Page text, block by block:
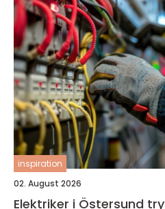
inspiration
02. August 2026
Elektriker i Östersund trygg el i ett växande